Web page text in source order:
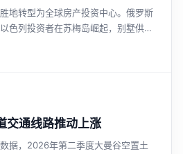
地转型为全球房产投资中心。俄罗斯
色列投资者在苏梅岛崛起，别墅供应
交通线路推动上涨
据，2026年第二季度大曼谷空置土